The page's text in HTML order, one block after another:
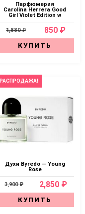
Парфюмерия
Carolina Herrera Good
Girl Violet Edition w
1,880 ₽ 850 ₽
КУПИТЬ
РАСПРОДАЖА!
Духи Byredo — Young
Rose
3,900 ₽ 2,850 ₽
КУПИТЬ